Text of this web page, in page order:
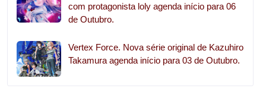
com protagonista loly agenda início para 06
de Outubro.
Vertex Force. Nova série original de Kazuhiro
Takamura agenda início para 03 de Outubro.